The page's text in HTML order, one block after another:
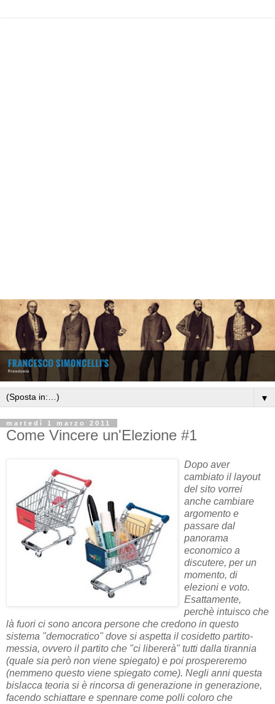
▼
martedì 1 marzo 2011
Come Vincere un'Elezione #1
Dopo aver
cambiato il layout
del sito vorrei
anche cambiare
argomento e
passare dal
panorama
economico a
discutere, per un
momento, di
elezioni e voto.
Esattamente,
perchè intuisco che
là fuori ci sono ancora persone che credono in questo
sistema "democratico" dove si aspetta il cosidetto partito-
messia, ovvero il partito che "ci libererà" tutti dalla tirannia
(quale sia però non viene spiegato) e poi prospereremo
(nemmeno questo viene spiegato come). Negli anni questa
bislacca teoria si è rincorsa di generazione in generazione,
facendo schiattare e spennare come polli coloro che